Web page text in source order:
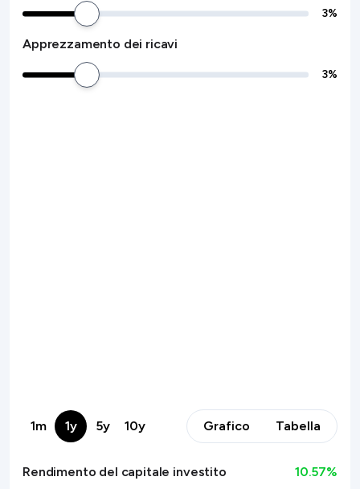
3%
Apprezzamento dei ricavi
3%
1m 1y 5y 10y Grafico Tabella
Rendimento del capitale investito 10.57%